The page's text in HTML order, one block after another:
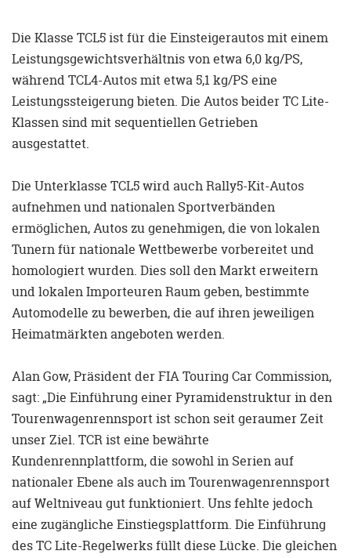
Die Klasse TCL5 ist für die Einsteigerautos mit einem
Leistungsgewichtsverhältnis von etwa 6,0 kg/PS,
während TCL4-Autos mit etwa 5,1 kg/PS eine
Leistungssteigerung bieten. Die Autos beider TC Lite-
Klassen sind mit sequentiellen Getrieben
ausgestattet.
Die Unterklasse TCL5 wird auch Rally5-Kit-Autos
aufnehmen und nationalen Sportverbänden
ermöglichen, Autos zu genehmigen, die von lokalen
Tunern für nationale Wettbewerbe vorbereitet und
homologiert wurden. Dies soll den Markt erweitern
und lokalen Importeuren Raum geben, bestimmte
Automodelle zu bewerben, die auf ihren jeweiligen
Heimatmärkten angeboten werden.
Alan Gow, Präsident der FIA Touring Car Commission,
sagt: „Die Einführung einer Pyramidenstruktur in den
Tourenwagenrennsport ist schon seit geraumer Zeit
unser Ziel. TCR ist eine bewährte
Kundenrennplattform, die sowohl in Serien auf
nationaler Ebene als auch im Tourenwagenrennsport
auf Weltniveau gut funktioniert. Uns fehlte jedoch
eine zugängliche Einstiegsplattform. Die Einführung
des TC Lite-Regelwerks füllt diese Lücke. Die gleichen